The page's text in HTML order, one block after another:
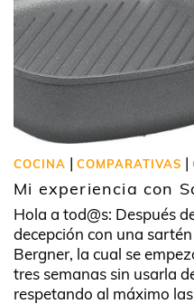
COCINA | COMPARATIVAS |
Mi experiencia con
Hola a tod@s: Después
decepción con una
Bergner, la cual se
tres semanas sin usarla
respetando al máximo